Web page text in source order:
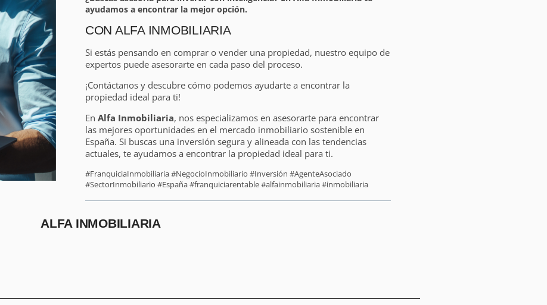
ayudamos a encontrar la mejor opción.
CON ALFA INMOBILIARIA
Si estás pensando en comprar o vender una propiedad, nuestro equipo de
expertos puede asesorarte en cada paso del proceso.
¡Contáctanos y descubre cómo podemos ayudarte a encontrar la
propiedad ideal para ti!
En Alfa Inmobiliaria, nos especializamos en asesorarte para encontrar
las mejores oportunidades en el mercado inmobiliario sostenible en
España. Si buscas una inversión segura y alineada con las tendencias
actuales, te ayudamos a encontrar la propiedad ideal para ti.
#FranquiciaInmobiliaria #NegocioInmobiliario #Inversión #AgenteAsociado
#SectorInmobiliario #España #franquiciarentable #alfainmobiliaria #inmobiliaria
ALFA INMOBILIARIA